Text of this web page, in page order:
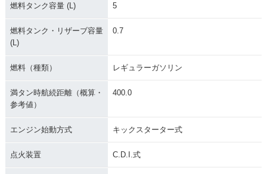
燃料タンク容量 (L) 5
燃料タンク・リザーブ容量
(L)
0.7
燃料（種類） レギュラーガソリン
満タン時航続距離（概算・
参考値）
400.0
エンジン始動方式 キックスターター式
点火装置 C.D.I.式